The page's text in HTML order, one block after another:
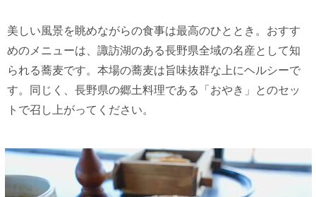
美しい⾵景を眺めながらの⾷事は最⾼のひととき。おすす
めのメニューは、諏訪湖のある⻑野県全域の名産として知
られる蕎⻨です。本場の蕎⻨は旨味抜群な上にヘルシーで
す。同じく、⻑野県の郷⼟料理である「おやき」とのセッ
トで召し上がってください。